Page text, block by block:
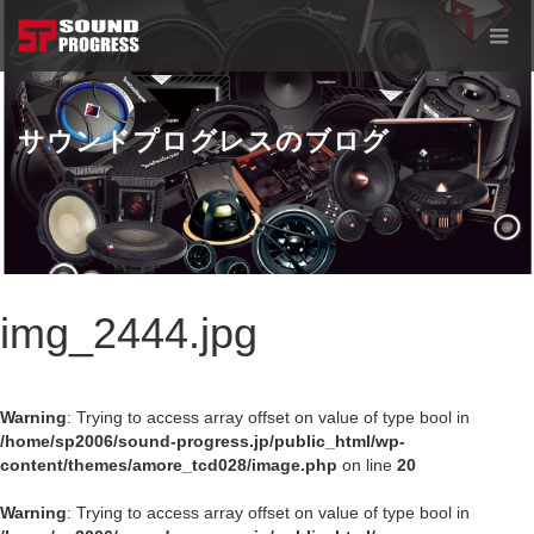
サウンドプログレスのブログ
img_2444.jpg
Warning: Trying to access array offset on value of type bool in
/home/sp2006/sound-progress.jp/public_html/wp-
content/themes/amore_tcd028/image.php on line 20
Warning: Trying to access array offset on value of type bool in